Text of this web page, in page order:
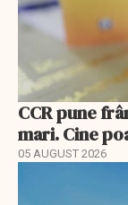
CCR pune
mari. Cine
05 AUGUST 2026